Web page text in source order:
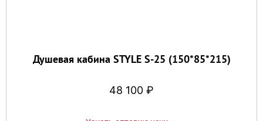
Душевая кабина STYLE S-25 (150*85*215)
48 100 ₽